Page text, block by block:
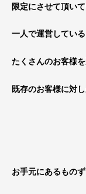
限定にさせて頂い
一人で運営してい
たくさんのお客様
既存のお客様に対
お手元にあるもの